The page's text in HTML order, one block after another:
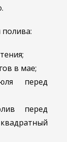
в мае;
перед
перед